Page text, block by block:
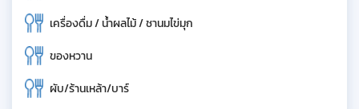
เครื่องดื่ม / น้ำผลไม้ / ชานมไข่มุก
ของหวาน
ผับ/ร้านเหล้า/บาร์